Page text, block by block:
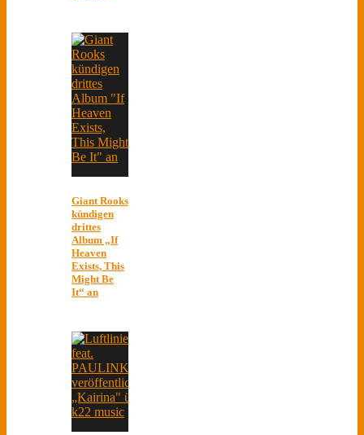
Giant Rooks
kündigen
drittes
Album „If
Heaven
Exists, This
Might Be
It“ an